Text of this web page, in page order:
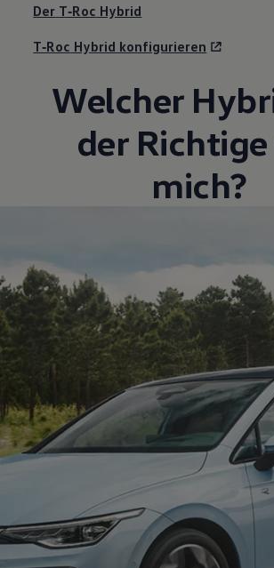
Der T‑Roc Hybrid
T‑Roc Hybrid konfigurieren
Welcher
der
mich?